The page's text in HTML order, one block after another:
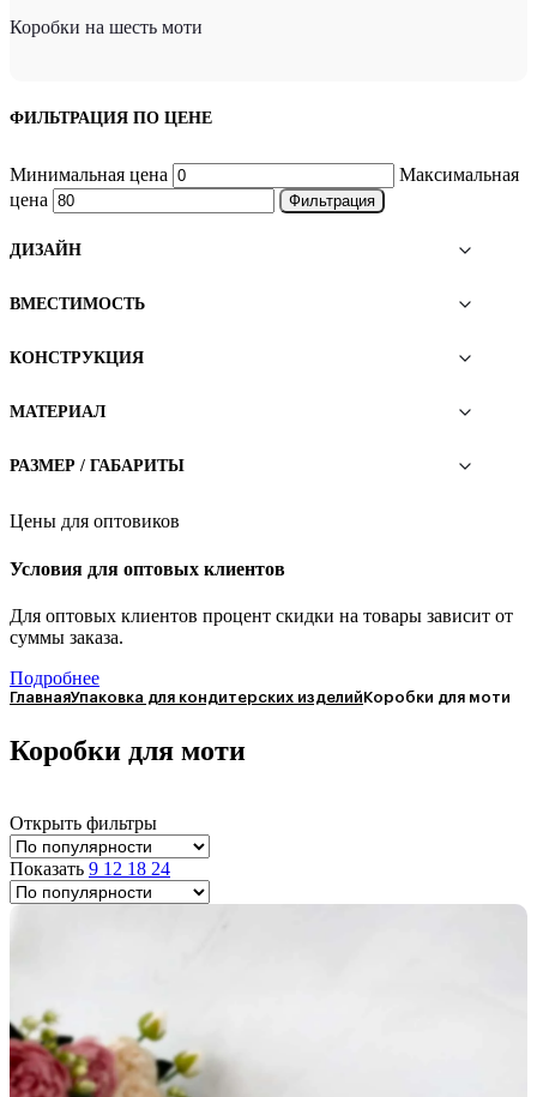
Коробки на шесть моти
ФИЛЬТРАЦИЯ ПО ЦЕНЕ
Минимальная цена
Максимальная
цена
Фильтрация
ДИЗАЙН
ВМЕСТИМОСТЬ
КОНСТРУКЦИЯ
МАТЕРИАЛ
РАЗМЕР / ГАБАРИТЫ
Цены для оптовиков
Условия для оптовых клиентов
Для оптовых клиентов процент скидки на товары зависит от
суммы заказа.
Подробнее
ГлавнаяУпаковка для кондитерских изделийКоробки для моти
Коробки для моти
Открыть фильтры
Показать 9 12 18 24